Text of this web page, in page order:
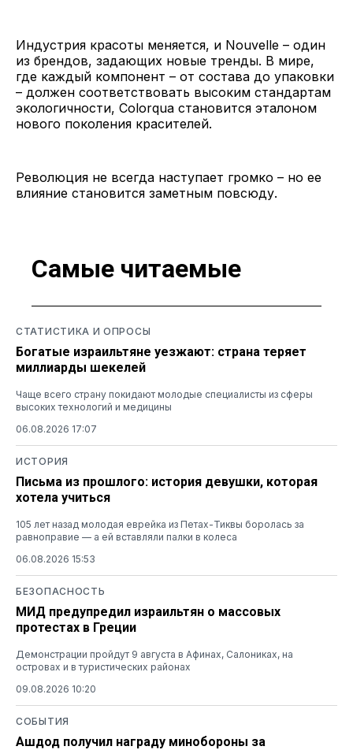
Индустрия красоты меняется, и Nouvelle – один
из брендов, задающих новые тренды. В мире,
где каждый компонент – от состава до упаковки
– должен соответствовать высоким стандартам
экологичности, Colorqua становится эталоном
нового поколения красителей.
Революция не всегда наступает громко – но ее
влияние становится заметным повсюду.
Самые читаемые
СТАТИСТИКА И ОПРОСЫ
Богатые израильтяне уезжают: страна теряет
миллиарды шекелей
Чаще всего страну покидают молодые специалисты из сферы
высоких технологий и медицины
06.08.2026 17:07
ИСТОРИЯ
Письма из прошлого: история девушки, которая
хотела учиться
105 лет назад молодая еврейка из Петах-Тиквы боролась за
равноправие — а ей вставляли палки в колеса
06.08.2026 15:53
БЕЗОПАСНОСТЬ
МИД предупредил израильтян о массовых
протестах в Греции
Демонстрации пройдут 9 августа в Афинах, Салониках, на
островах и в туристических районах
09.08.2026 10:20
СОБЫТИЯ
Ашдод получил награду минобороны за